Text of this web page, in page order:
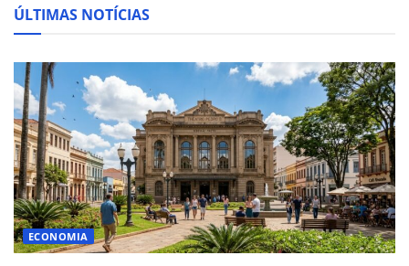
ÚLTIMAS NOTÍCIAS
ECONOMIA